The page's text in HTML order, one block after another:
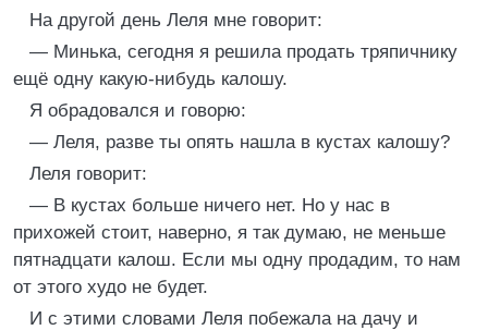
На другой день Леля мне говорит:
— Минька, сегодня я решила продать тряпичнику
ещё одну какую-нибудь калошу.
Я обрадовался и говорю:
— Леля, разве ты опять нашла в кустах калошу?
Леля говорит:
— В кустах больше ничего нет. Но у нас в
прихожей стоит, наверно, я так думаю, не меньше
пятнадцати калош. Если мы одну продадим, то нам
от этого худо не будет.
И с этими словами Леля побежала на дачу и